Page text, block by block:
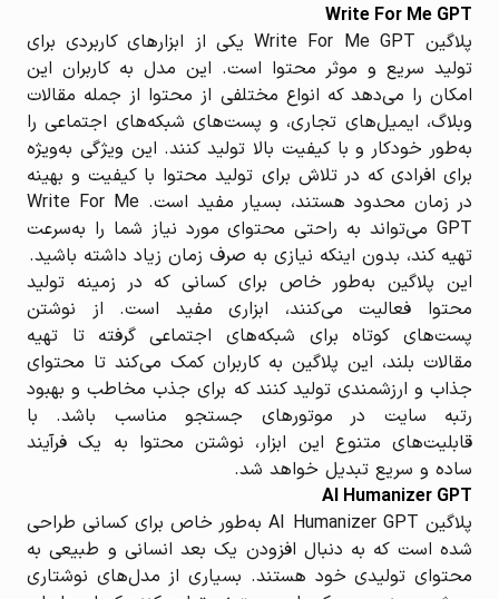
Write For Me GPT
پلاگین Write For Me GPT یکی از ابزارهای کاربردی برای
تولید سریع و موثر محتوا است. این مدل به کاربران این
امکان را می‌دهد که انواع مختلفی از محتوا از جمله مقالات
وبلاگ، ایمیل‌های تجاری، و پست‌های شبکه‌های اجتماعی را
به‌طور خودکار و با کیفیت بالا تولید کنند. این ویژگی به‌ویژه
برای افرادی که در تلاش برای تولید محتوا با کیفیت و بهینه
در زمان محدود هستند، بسیار مفید است. Write For Me
GPT می‌تواند به راحتی محتوای مورد نیاز شما را به‌سرعت
تهیه کند، بدون اینکه نیازی به صرف زمان زیاد داشته باشید.
این پلاگین به‌طور خاص برای کسانی که در زمینه تولید
محتوا فعالیت می‌کنند، ابزاری مفید است. از نوشتن
پست‌های کوتاه برای شبکه‌های اجتماعی گرفته تا تهیه
مقالات بلند، این پلاگین به کاربران کمک می‌کند تا محتوای
جذاب و ارزشمندی تولید کنند که برای جذب مخاطب و بهبود
رتبه سایت در موتورهای جستجو مناسب باشد. با
قابلیت‌های متنوع این ابزار، نوشتن محتوا به یک فرآیند
ساده و سریع تبدیل خواهد شد.
AI Humanizer GPT
پلاگین AI Humanizer GPT به‌طور خاص برای کسانی طراحی
شده است که به دنبال افزودن یک بعد انسانی و طبیعی به
محتوای تولیدی خود هستند. بسیاری از مدل‌های نوشتاری